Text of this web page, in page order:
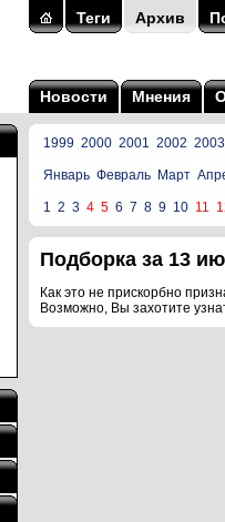
Теги Архив
Новости Мнения
1999 2000 2001 2002 2003
Январь Февраль Март
1 2 3 4 5 6 7 8 9 10 11
Подборка за 13
Как это не прискорбно
Возможно, Вы захотите